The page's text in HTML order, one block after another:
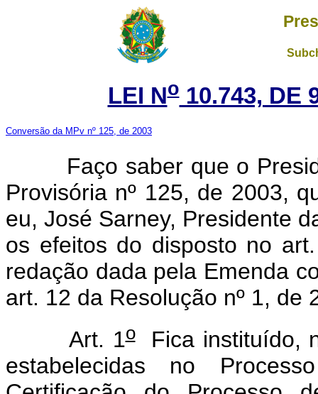
LEI No10.743, DE
Conversão da MPv nº 125, de 2003
Faço saber que o
Provisória nº 125, de 2003,
eu, José Sarney, Presidente
os efeitos do disposto no
redação dada pela Emenda
art. 12 da Resolução nº 1, de
Art. 1oFica instituído,
estabelecidas no